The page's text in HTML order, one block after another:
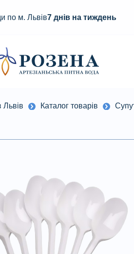
по м. Львів7 днів на тиждень
Львів Каталог товарів